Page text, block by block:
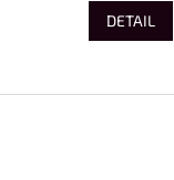
DETAIL